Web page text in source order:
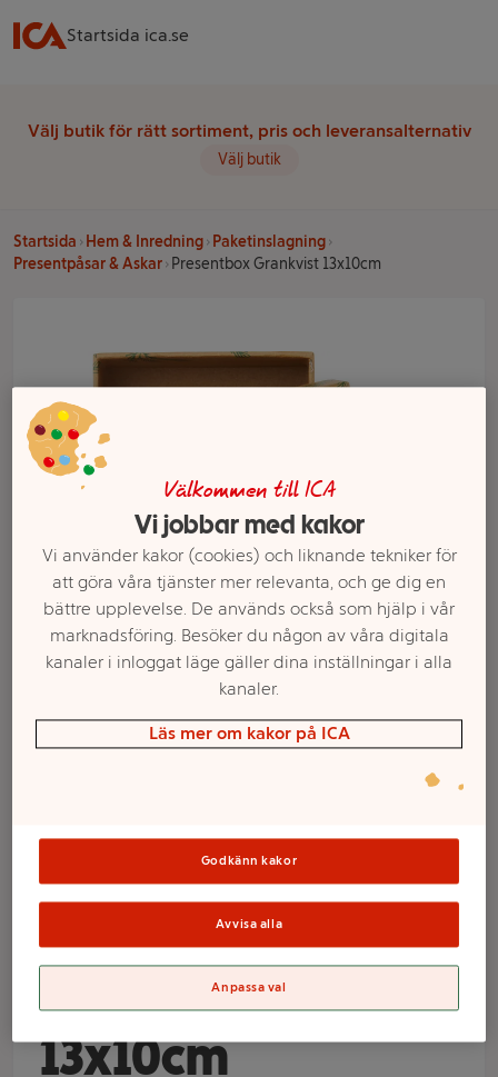
Startsida ica.se
Välj butik för rätt sortiment, pris och leveransalternativ
Välj butik
Startsida Hem & Inredning
Paketinslagning
Presentpåsar & Askar Presentbox Grankvist 13x10cm
Presentbox
Grankvist
13x10cm
Sortimentet kan variera mellan butikerna
Välkommen till ICA
Vi jobbar med kakor
Vi använder kakor (cookies) och liknande tekniker för
att göra våra tjänster mer relevanta, och ge dig en
bättre upplevelse. De används också som hjälp i vår
marknadsföring. Besöker du någon av våra digitala
kanaler i inloggat läge gäller dina inställningar i alla
kanaler.
Läs mer om kakor på ICA
Godkänn kakor
Avvisa alla
Anpassa val